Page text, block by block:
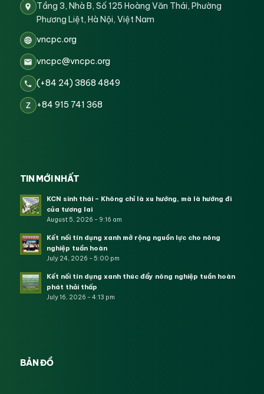
Tầng 3, Nhà B, Số 125 Hoàng Văn Thái, Phường
Phương Liệt, Hà Nội, Việt Nam
vncpc.org
vncpc@vncpc.org
(+84 24) 3868 4849
Z +84 915 741 368
TIN MỚI NHẤT
KCN sinh thái – Không chỉ là xu hướng, mà là hướng đi
của tương lai
August 5, 2026 - 9:16 am
Kết nối tín dụng xanh mở rộng nguồn lực cho nông
nghiệp tuần hoàn
July 24, 2026 - 5:00 pm
Kết nối tín dụng xanh thúc đẩy nông nghiệp tuần hoàn
phát thải thấp
July 16, 2026 - 4:13 pm
BẢN ĐỒ